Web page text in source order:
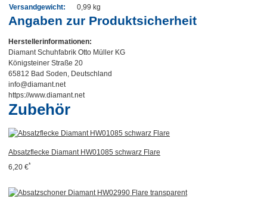
Versandgewicht:
0,99 kg
Angaben zur Produktsicherheit
Herstellerinformationen:
Diamant Schuhfabrik Otto Müller KG
Königsteiner Straße 20
65812 Bad Soden, Deutschland
info@diamant.net
https://www.diamant.net
Zubehör
Absatzflecke Diamant HW01085 schwarz Flare
6,20 €*